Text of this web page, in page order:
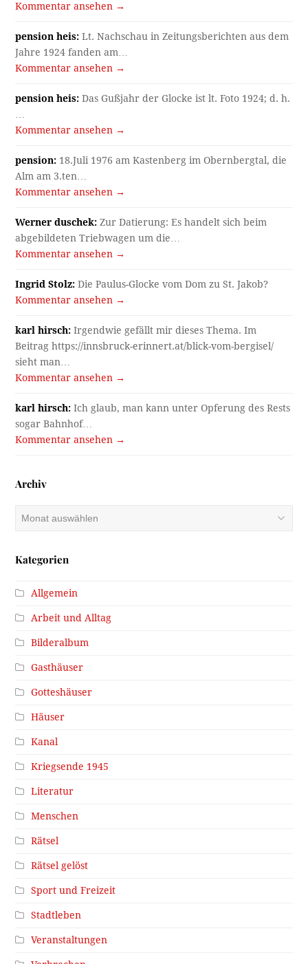
Kommentar ansehen →
pension heis: Lt. Nachschau in Zeitungsberichten aus dem
Jahre 1924 fanden am…
Kommentar ansehen →
pension heis: Das Gußjahr der Glocke ist lt. Foto 1924; d. h.
Kommentar ansehen →
pension: 18.Juli 1976 am Kastenberg im Obernbergtal, die
Alm am 3.ten…
Kommentar ansehen →
Werner duschek: Zur Datierung: Es handelt sich beim
abgebildeten Triebwagen um die…
Kommentar ansehen →
Ingrid Stolz: Die Paulus-Glocke vom Dom zu St. Jakob?
Kommentar ansehen →
karl hirsch: Irgendwie gefällt mir dieses Thema. Im
Beitrag https://innsbruck-erinnert.at/blick-vom-bergisel/
sieht man…
Kommentar ansehen →
karl hirsch: Ich glaub, man kann unter Opferung des Rests
sogar Bahnhof…
Kommentar ansehen →
Archiv
Kategorien
Allgemein
Arbeit und Alltag
Bilderalbum
Gasthäuser
Gotteshäuser
Häuser
Kanal
Kriegsende 1945
Literatur
Menschen
Rätsel
Rätsel gelöst
Sport und Freizeit
Stadtleben
Veranstaltungen